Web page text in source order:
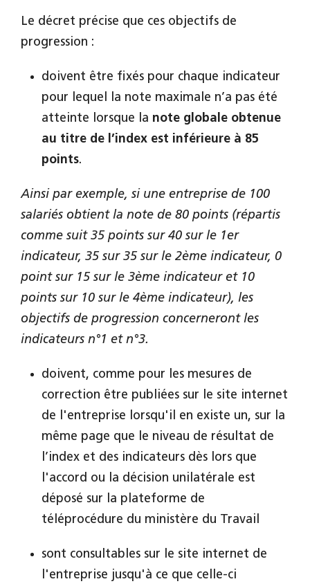
Le décret précise que ces objectifs de
progression :
doivent être fixés pour chaque indicateur
pour lequel la note maximale n’a pas été
atteinte lorsque la note globale obtenue
au titre de l’index est inférieure à 85
points.
Ainsi par exemple, si une entreprise de 100
salariés obtient la note de 80 points (répartis
comme suit 35 points sur 40 sur le 1er
indicateur, 35 sur 35 sur le 2ème indicateur, 0
point sur 15 sur le 3ème indicateur et 10
points sur 10 sur le 4ème indicateur), les
objectifs de progression concerneront les
indicateurs n°1 et n°3.
doivent, comme pour les mesures de
correction être publiées sur le site internet
de l'entreprise lorsqu'il en existe un, sur la
même page que le niveau de résultat de
l’index et des indicateurs dès lors que
l'accord ou la décision unilatérale est
déposé sur la plateforme de
téléprocédure du ministère du Travail
sont consultables sur le site internet de
l'entreprise jusqu'à ce que celle-ci